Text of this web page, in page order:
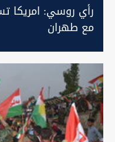
رأي روسي: امريكا
مع طهران